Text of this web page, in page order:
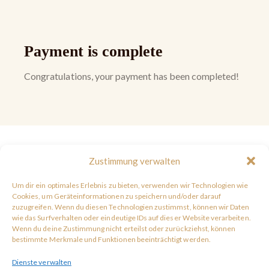
Zustimmung verwalten
Um dir ein optimales Erlebnis zu bieten, verwenden wir Technologien wie
Cookies, um Geräteinformationen zu speichern und/oder darauf
zuzugreifen. Wenn du diesen Technologien zustimmst, können wir Daten
wie das Surfverhalten oder eindeutige IDs auf dieser Website verarbeiten.
Wenn du deine Zustimmung nicht erteilst oder zurückziehst, können
bestimmte Merkmale und Funktionen beeinträchtigt werden.
Dienste verwalten
Payment is complete
Congratulations, your payment has been completed!
Widerrufsbelehrung
Kontakt
Impressum